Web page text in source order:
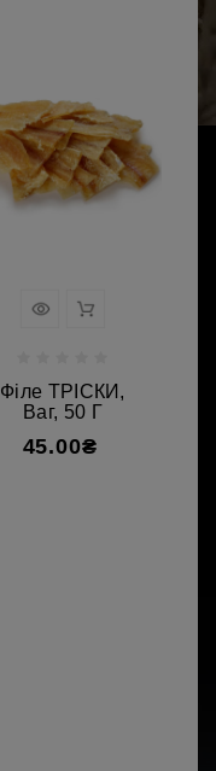
Філе ТРІСКИ,
Ваг, 50 Г
45.00₴